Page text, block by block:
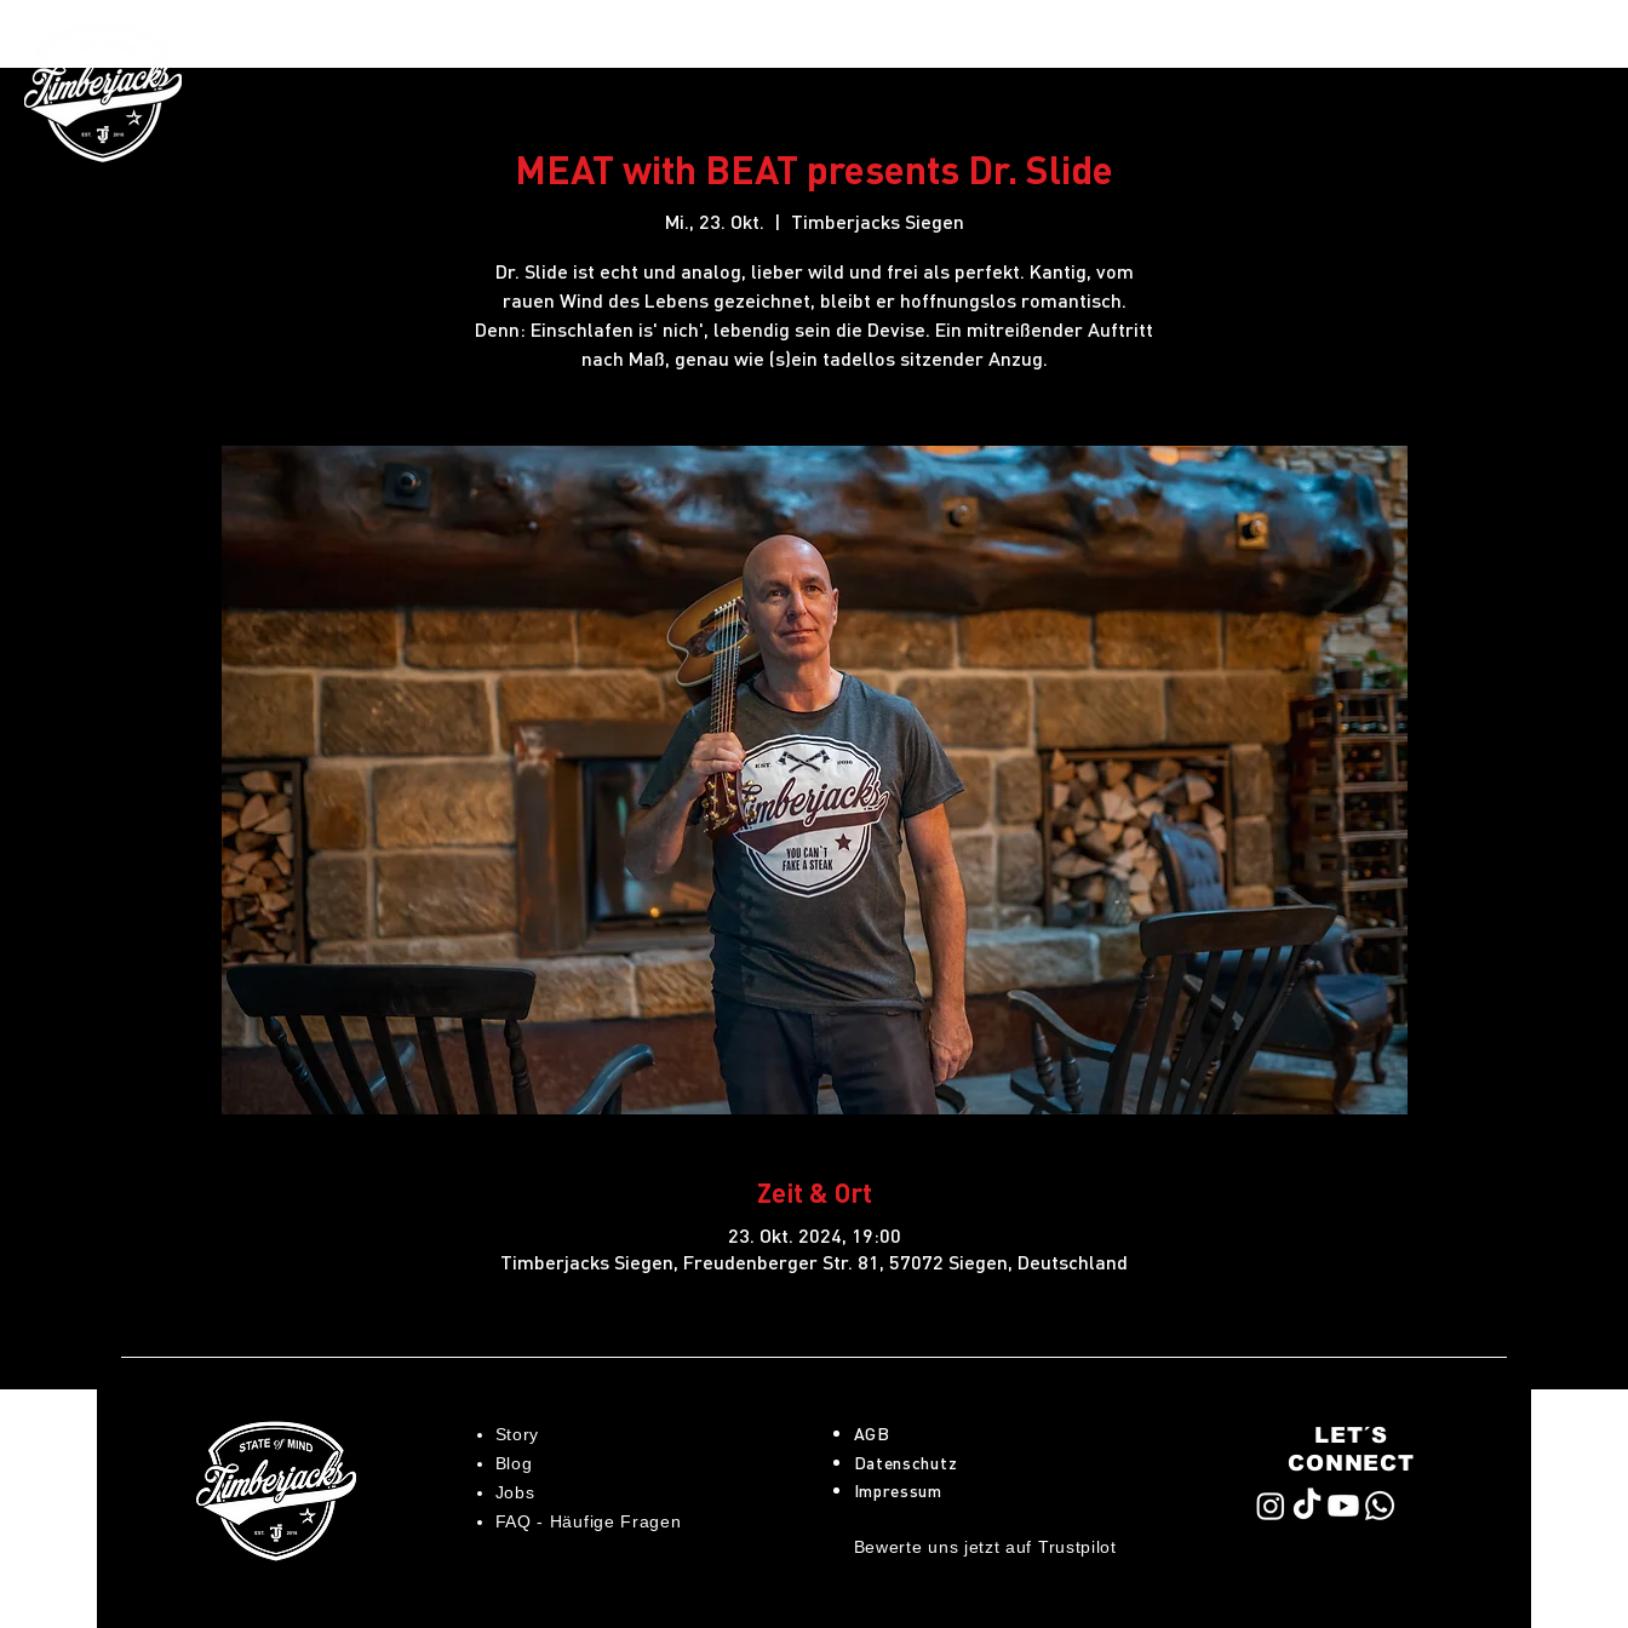
MEAT with BEAT presents Dr. Slide
Mi., 23. Okt.
  |
Timberjacks Siegen
Dr. Slide ist echt und analog, lieber wild und frei als perfekt. Kantig, vom
rauen Wind des Lebens gezeichnet, bleibt er hoffnungslos romantisch.
Denn: Einschlafen is' nich', lebendig sein die Devise. Ein mitreißender Auftritt
nach Maß, genau wie (s)ein tadellos sitzender Anzug.
Zeit & Ort
23. Okt. 2024, 19:00
Timberjacks Siegen, Freudenberger Str. 81, 57072 Siegen, Deutschland
Story
Blog
Jobs
FAQ - Häufige Fragen
AGB
Datenschutz
Impressum
Bewerte uns jetzt auf Trustpilot
LET´S
CONNECT